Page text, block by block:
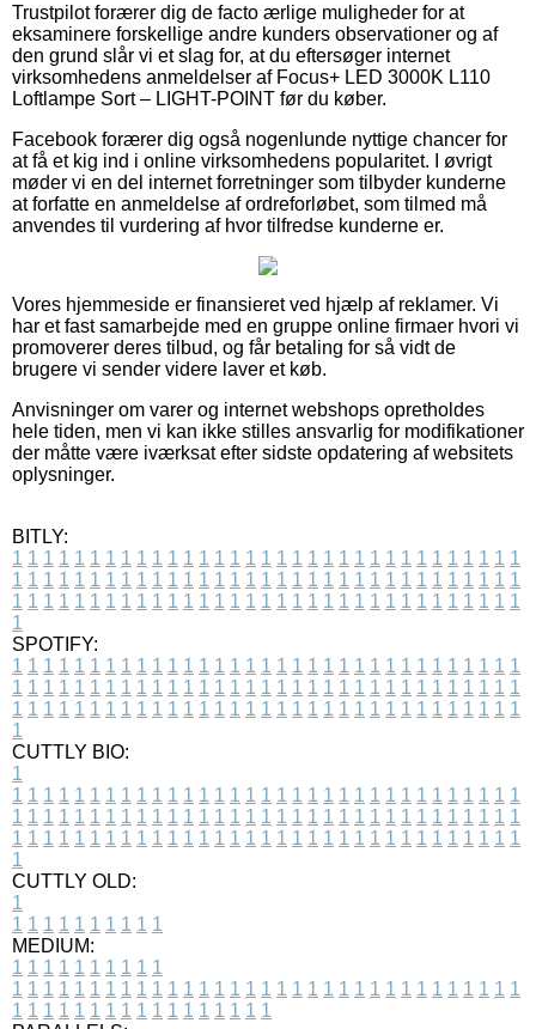
Trustpilot forærer dig de facto ærlige muligheder for at
eksaminere forskellige andre kunders observationer og af
den grund slår vi et slag for, at du eftersøger internet
virksomhedens anmeldelser af Focus+ LED 3000K L110
Loftlampe Sort – LIGHT-POINT før du køber.
Facebook forærer dig også nogenlunde nyttige chancer for
at få et kig ind i online virksomhedens popularitet. I øvrigt
møder vi en del internet forretninger som tilbyder kunderne
at forfatte en anmeldelse af ordreforløbet, som tilmed må
anvendes til vurdering af hvor tilfredse kunderne er.
Vores hjemmeside er finansieret ved hjælp af reklamer. Vi
har et fast samarbejde med en gruppe online firmaer hvori vi
promoverer deres tilbud, og får betaling for så vidt de
brugere vi sender videre laver et køb.
Anvisninger om varer og internet webshops opretholdes
hele tiden, men vi kan ikke stilles ansvarlig for modifikationer
der måtte være iværksat efter sidste opdatering af websitets
oplysninger.
BITLY:
1 1 1 1 1 1 1 1 1 1 1 1 1 1 1 1 1 1 1 1 1 1 1 1 1 1 1 1 1 1 1 1 1
1 1 1 1 1 1 1 1 1 1 1 1 1 1 1 1 1 1 1 1 1 1 1 1 1 1 1 1 1 1 1 1 1
1 1 1 1 1 1 1 1 1 1 1 1 1 1 1 1 1 1 1 1 1 1 1 1 1 1 1 1 1 1 1 1 1
1
SPOTIFY:
1 1 1 1 1 1 1 1 1 1 1 1 1 1 1 1 1 1 1 1 1 1 1 1 1 1 1 1 1 1 1 1 1
1 1 1 1 1 1 1 1 1 1 1 1 1 1 1 1 1 1 1 1 1 1 1 1 1 1 1 1 1 1 1 1 1
1 1 1 1 1 1 1 1 1 1 1 1 1 1 1 1 1 1 1 1 1 1 1 1 1 1 1 1 1 1 1 1 1
1
CUTTLY BIO:
1
1 1 1 1 1 1 1 1 1 1 1 1 1 1 1 1 1 1 1 1 1 1 1 1 1 1 1 1 1 1 1 1 1
1 1 1 1 1 1 1 1 1 1 1 1 1 1 1 1 1 1 1 1 1 1 1 1 1 1 1 1 1 1 1 1 1
1 1 1 1 1 1 1 1 1 1 1 1 1 1 1 1 1 1 1 1 1 1 1 1 1 1 1 1 1 1 1 1 1
1
CUTTLY OLD:
1
1 1 1 1 1 1 1 1 1 1
MEDIUM:
1 1 1 1 1 1 1 1 1 1
1 1 1 1 1 1 1 1 1 1 1 1 1 1 1 1 1 1 1 1 1 1 1 1 1 1 1 1 1 1 1 1 1
1 1 1 1 1 1 1 1 1 1 1 1 1 1 1 1 1